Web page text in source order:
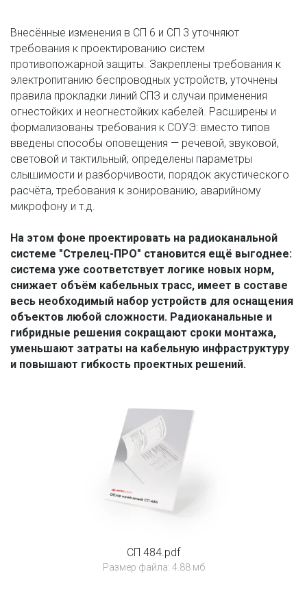
Внесённые изменения в СП 6 и СП 3 уточняют
требования к проектированию систем
противопожарной защиты. Закреплены требования к
электропитанию беспроводных устройств, уточнены
правила прокладки линий СПЗ и случаи применения
огнестойких и неогнестойких кабелей. Расширены и
формализованы требования к СОУЭ: вместо типов
введены способы оповещения — речевой, звуковой,
световой и тактильный; определены параметры
слышимости и разборчивости, порядок акустического
расчёта, требования к зонированию, аварийному
микрофону и т.д.
На этом фоне проектировать на радиоканальной
системе "Стрелец-ПРО" становится ещё выгоднее:
система уже соответствует логике новых норм,
снижает объём кабельных трасс, имеет в составе
весь необходимый набор устройств для оснащения
объектов любой сложности. Радиоканальные и
гибридные решения сокращают сроки монтажа,
уменьшают затраты на кабельную инфраструктуру
и повышают гибкость проектных решений.
СП 484.pdf
Размер файла: 4.88 мб